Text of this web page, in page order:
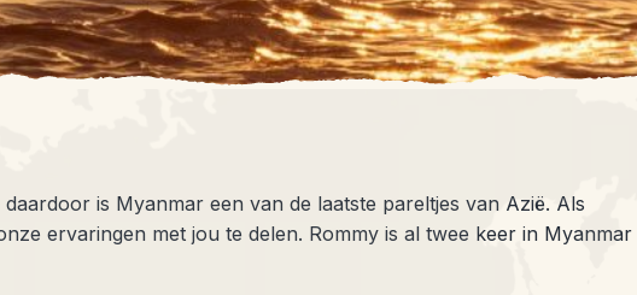
is Myanmar een van de laatste pareltjes van Azië. Als
ervaringen met jou te delen. Rommy is al twee keer in Myanmar